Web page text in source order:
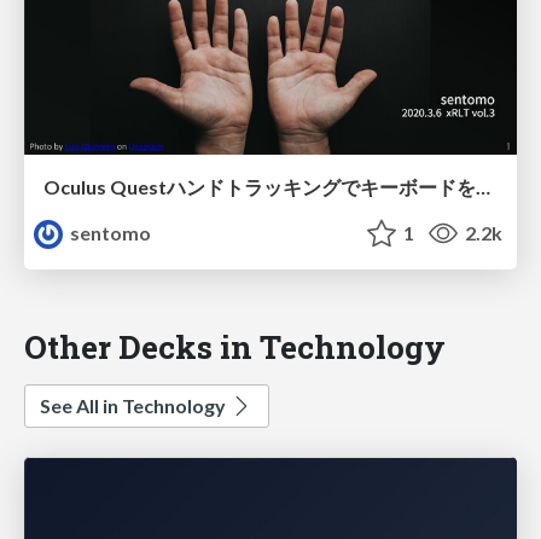
Oculus Questハンドトラッキングでキーボードを作ってみた
sentomo
1 2.2k
Other Decks in Technology
See All in Technology